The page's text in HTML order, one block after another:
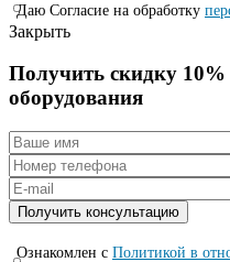
Даю Согласие на обработку
Закрыть
Получить скидку
оборудования
Ознакомлен с Политикой в